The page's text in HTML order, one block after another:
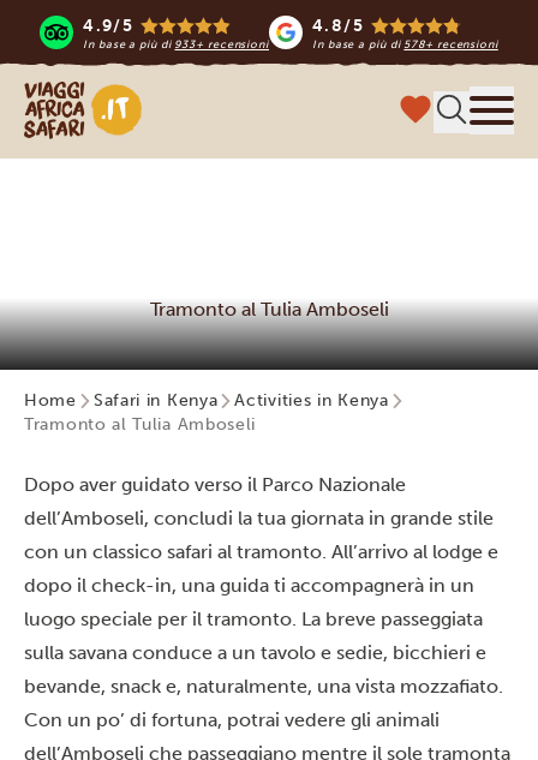
4.9/5
In base a più di 933+ recensioni
4.8/5
In base a più di578+ recensioni
Viaggi Africa Safari
Tramonto al Tulia Amboseli
Home Safari in Kenya
Activities in Kenya
Tramonto al Tulia Amboseli
Dopo aver guidato verso il Parco Nazionale
dell’Amboseli, concludi la tua giornata in grande stile
con un classico safari al tramonto. All’arrivo al lodge e
dopo il check-in, una guida ti accompagnerà in un
luogo speciale per il tramonto. La breve passeggiata
sulla savana conduce a un tavolo e sedie, bicchieri e
bevande, snack e, naturalmente, una vista mozzafiato.
Con un po’ di fortuna, potrai vedere gli animali
dell’Amboseli che passeggiano mentre il sole tramonta